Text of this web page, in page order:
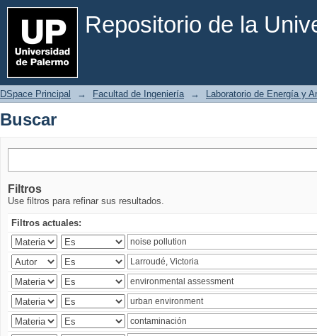
Repositorio de la
Buscar
DSpace Principal → Facultad de Ingeniería → Laboratorio de Energía y
Buscar
Filtros
Use filtros para refinar sus resultados.
Filtros actuales: